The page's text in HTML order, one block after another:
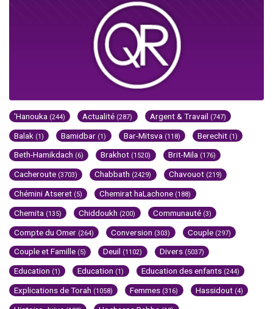
'Hanouka (244) Actualité (287) Argent & Travail (747)
Balak (1) Bamidbar (1) Bar-Mitsva (118) Berechit (1)
Beth-Hamikdach (6) Brakhot (1520) Brit-Mila (176)
Cacheroute (3703) Chabbath (2429) Chavouot (219)
Chémini Atseret (5) Chemirat haLachone (188)
Chemita (135) Chiddoukh (200) Communauté (3)
Compte du Omer (264) Conversion (303) Couple (297)
Couple et Famille (5) Deuil (1102) Divers (5037)
Education (1) Education (1) Education des enfants (244)
Explications de Torah (1058) Femmes (316) Hassidout (4)